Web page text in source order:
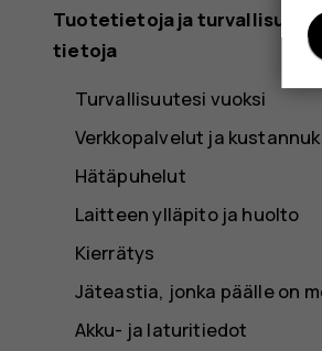
Tuotetietoja ja
tietoja
Turvallisuutesi vuoksi
Verkkopalvelut ja
Hätäpuhelut
Laitteen ylläpito ja huolto
Kierrätys
Jäteastia, jonka päälle on
Akku- ja laturitiedot